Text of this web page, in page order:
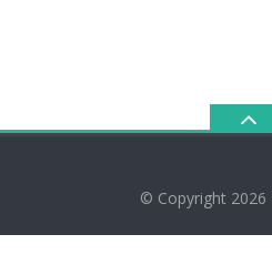
© Copyright 2026